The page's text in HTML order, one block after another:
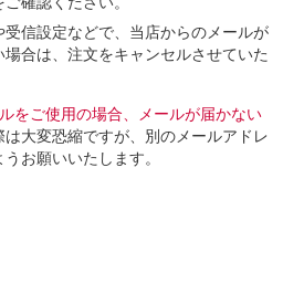
受信設定などで、当店からのメールが
合は、注文をキャンセルさせていた
をご使用の場合、メールが届かない
は大変恐縮ですが、別のメールアドレ
お願いいたします。